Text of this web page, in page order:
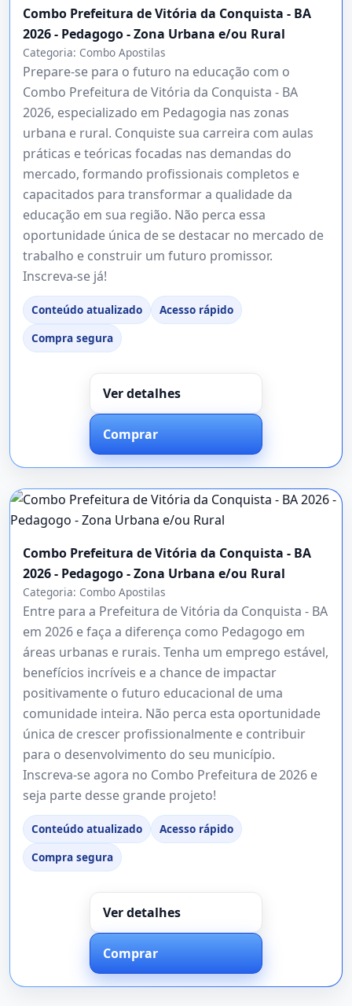
Combo Prefeitura de Vitória da Conquista - BA
2026 - Pedagogo - Zona Urbana e/ou Rural
Categoria: Combo Apostilas
Prepare-se para o futuro na educação com o
Combo Prefeitura de Vitória da Conquista - BA
2026, especializado em Pedagogia nas zonas
urbana e rural. Conquiste sua carreira com aulas
práticas e teóricas focadas nas demandas do
mercado, formando profissionais completos e
capacitados para transformar a qualidade da
educação em sua região. Não perca essa
oportunidade única de se destacar no mercado de
trabalho e construir um futuro promissor.
Inscreva-se já!
Conteúdo atualizado
Acesso rápido
Compra segura
Ver detalhes
Comprar
Combo Prefeitura de Vitória da Conquista - BA
2026 - Pedagogo - Zona Urbana e/ou Rural
Categoria: Combo Apostilas
Entre para a Prefeitura de Vitória da Conquista - BA
em 2026 e faça a diferença como Pedagogo em
áreas urbanas e rurais. Tenha um emprego estável,
benefícios incríveis e a chance de impactar
positivamente o futuro educacional de uma
comunidade inteira. Não perca esta oportunidade
única de crescer profissionalmente e contribuir
para o desenvolvimento do seu município.
Inscreva-se agora no Combo Prefeitura de 2026 e
seja parte desse grande projeto!
Conteúdo atualizado
Acesso rápido
Compra segura
Ver detalhes
Comprar